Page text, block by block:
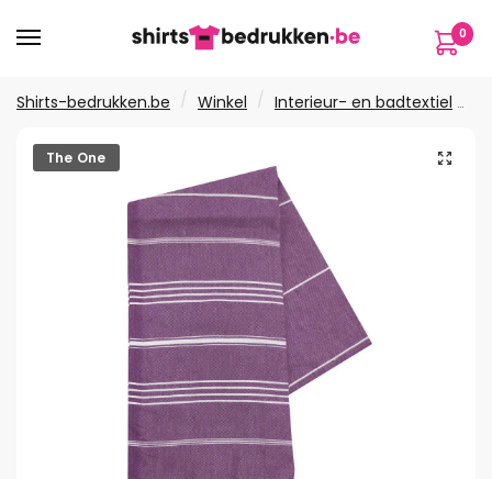
naar
naar
inhoud
0
Shirts-bedrukken.be / Winkel / Interieur- en badtextiel
🔍
The One